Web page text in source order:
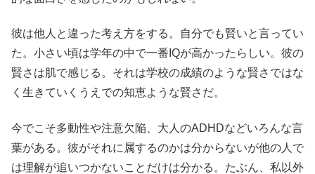
彼は他人と違った考え方をする。自分でも賢いと言ってい
た。小さい頃は学年の中で一番IQが高かったらしい。彼の
賢さは肌で感じる。それは学校の成績のような賢さではな
く生きていくうえでの知恵ような賢さだ。
今でこそ多動性や注意欠陥、大人のADHDなどいろんな言
葉がある。彼がそれに属するのかは分からないが他の人で
は理解が追いつかないことだけは分かる。たぶん、私以外